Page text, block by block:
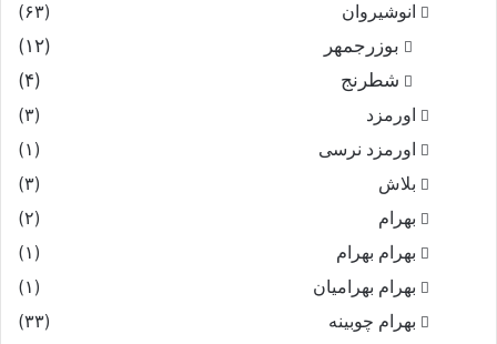
انوشیروان
(۶۳)
بوزرجمهر
(۱۲)
شطرنج
(۴)
اورمزد
(۳)
اورمزد نرسى‏
(۱)
بلاش
(۳)
بهرام
(۲)
بهرام بهرام
(۱)
بهرام بهرامیان‏
(۱)
بهرام چوبینه
(۳۳)